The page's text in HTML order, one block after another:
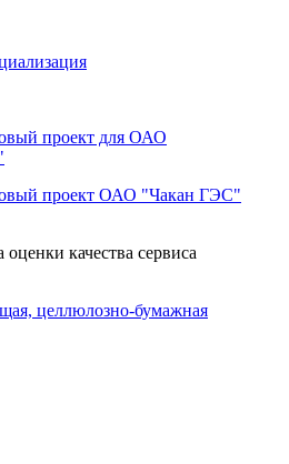
проект для ОАО
проект ОАО "Чакан ГЭС"
качества сервиса
целлюлозно-бумажная